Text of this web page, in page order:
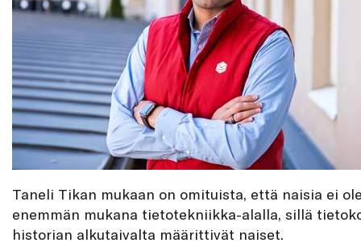
Taneli Tikan mukaan on omituista, että naisia ei
enemmän mukana tietotekniikka-alalla, sillä
historian alkutaivalta määrittivät naiset.